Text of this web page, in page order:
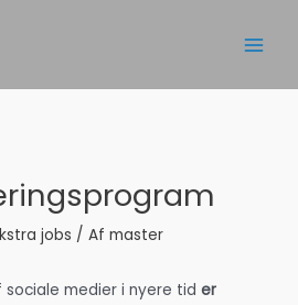
jobs / Af master
medier i nyere tid er